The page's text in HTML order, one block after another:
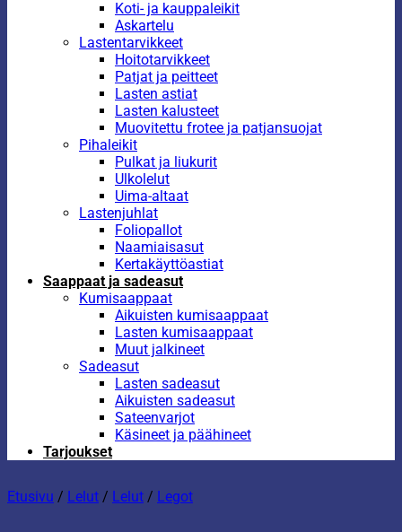
Koti- ja kauppaleikit
Askartelu
Lastentarvikkeet
Hoitotarvikkeet
Patjat ja peitteet
Lasten astiat
Lasten kalusteet
Muovitettu frotee ja patjansuojat
Pihaleikit
Pulkat ja liukurit
Ulkolelut
Uima-altaat
Lastenjuhlat
Foliopallot
Naamiaisasut
Kertakäyttöastiat
Saappaat ja sadeasut
Kumisaappaat
Aikuisten kumisaappaat
Lasten kumisaappaat
Muut jalkineet
Sadeasut
Lasten sadeasut
Aikuisten sadeasut
Sateenvarjot
Käsineet ja päähineet
Tarjoukset
Etusivu / Lelut / Lelut / Legot